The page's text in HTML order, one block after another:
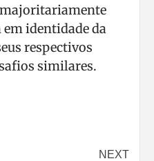
identidade da
respectivos
similares.
NEXT